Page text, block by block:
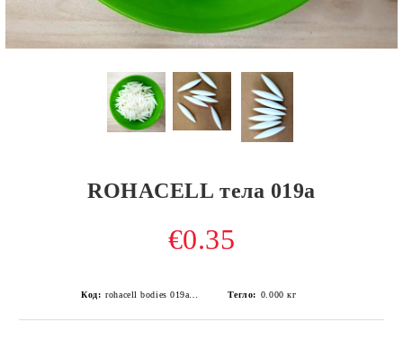
ROHACELL тела 019a
€0.35
Код: rohacell bodies 019a /0.1gr/ NEW Тегло: 0.000 кг